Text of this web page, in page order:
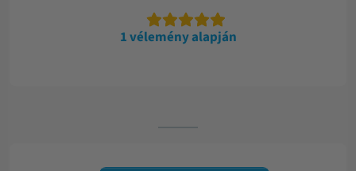
1 vélemény alapján